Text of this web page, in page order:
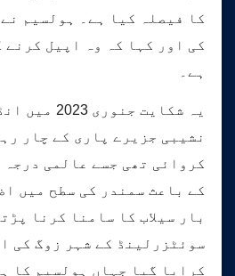
کا فیصلہ کیا ہے۔ ہولسیم
کی اور کہا کہ وہ اپیل کرنے
ہے۔
یہ شکایت
نشیبی جزیرے پاری کے چار
کروائی تھی جسے عالمی
کے باعث سمندر کی سطح میں
بار سیلاب کا سامنا کرنا
سوئٹزرلینڈ کے شہر زوگ کی
کرایا گیا جہاں ہولسیم کا